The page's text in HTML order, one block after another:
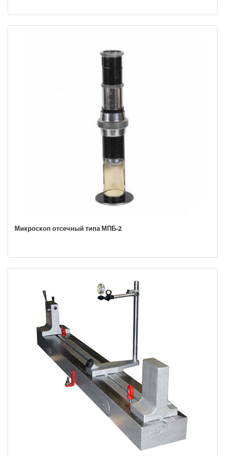
Микроскоп отсечный типа МПБ-2